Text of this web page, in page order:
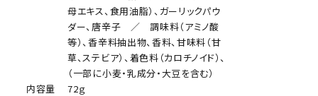
母エキス、食用油脂）、ガーリックパウ
ダー、唐辛子 ／ 調味料（アミノ酸
等）、香辛料抽出物、香料、甘味料（甘
草、ステビア）、着色料（カロチノイド）、
（一部に小麦・乳成分・大豆を含む）
内容量
72ｇ